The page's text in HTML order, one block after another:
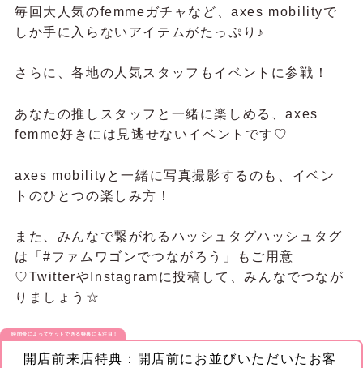
毎回大人気のfemmeガチャなど、axes mobilityで
しか手に入らないアイテムがたっぷり♪
さらに、各地の人気スタッフもイベントに参戦！
あなたの推しスタッフと一緒に楽しめる、axes
femme好きには見逃せないイベントです♡
axes mobilityと一緒に写真撮影するのも、イベン
トのひとつの楽しみ方！
また、みんなで繋がれるハッシュタグハッシュタグ
は「#ファムワゴンでつながろう」もご用意
♡TwitterやInstagramに投稿して、みんなでつなが
りましょう☆
時間帯によってゲットできる特典にも注目！
開店前来店特典：開店前にお並びいただいたお客